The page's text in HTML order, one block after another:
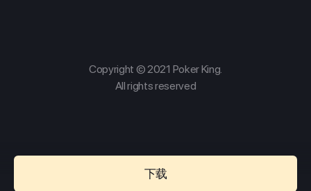
Copyright © 2021 Poker King.
All rights reserved
下载